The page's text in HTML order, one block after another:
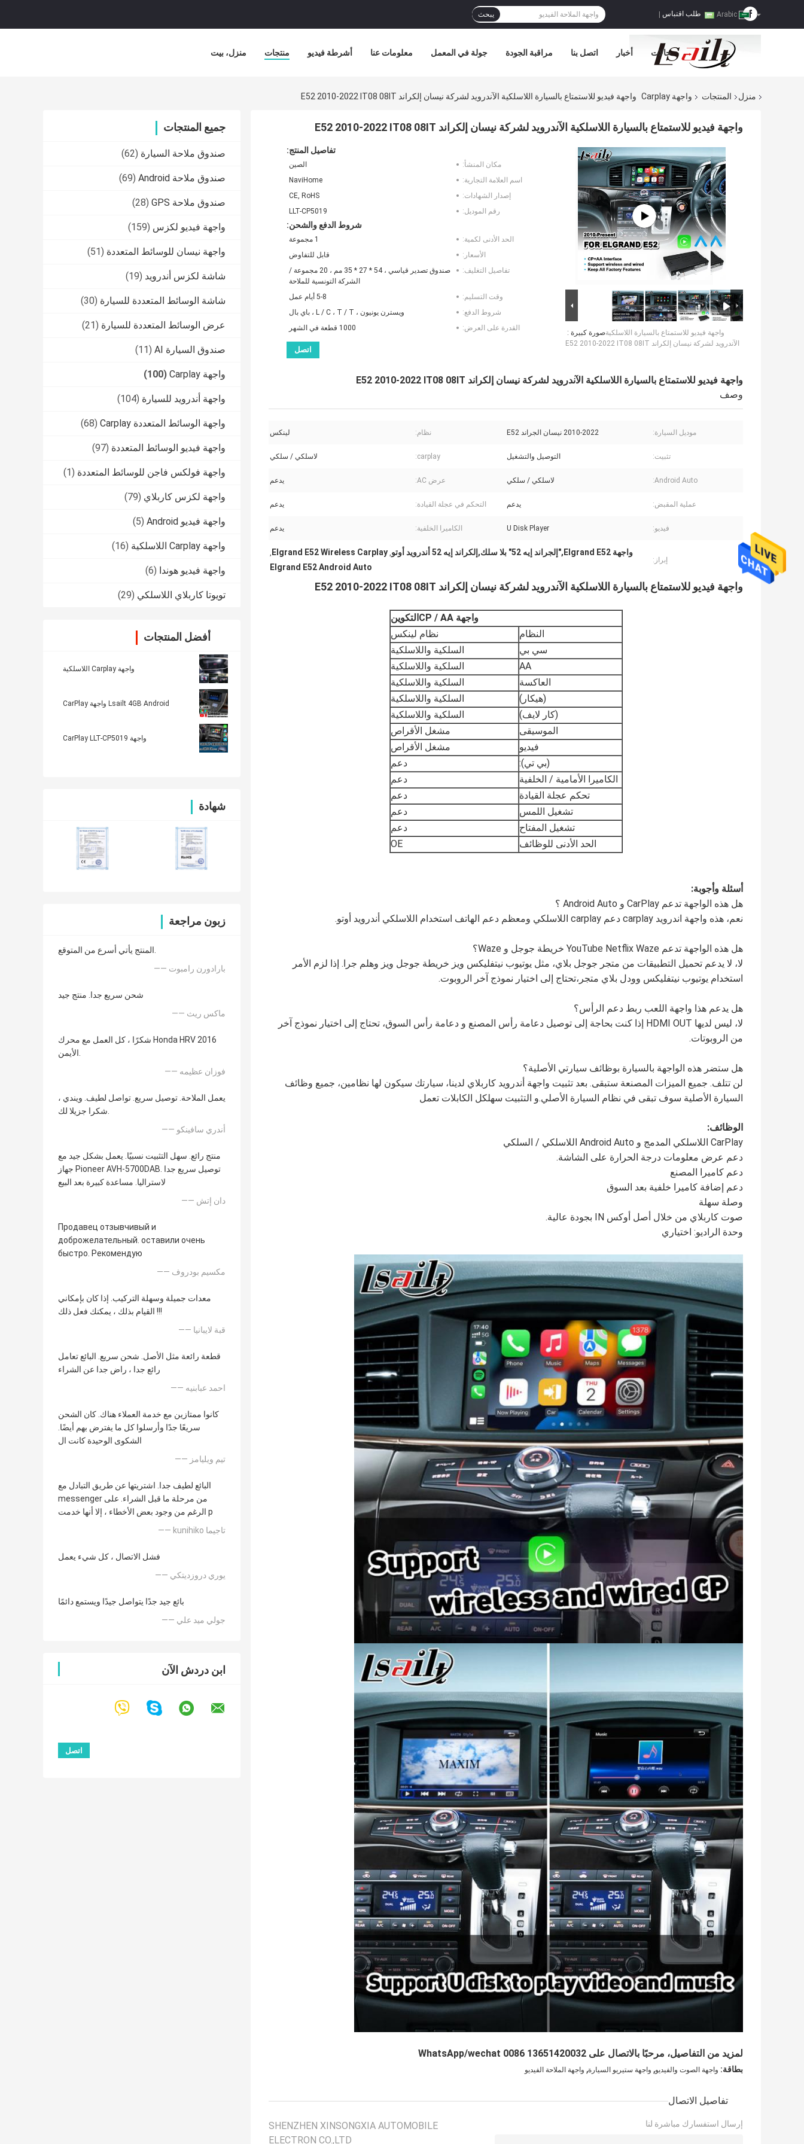
طلب اقتباس يبحث
منزل، بيت منتجات أشرطة فيديو معلومات عنا جولة في المعمل مراقبة الجودة اتصل بنا أخبار حالات
منزل المنتجات واجهة Carplay واجهة فيديو للاستمتاع بالسيارة اللاسلكية الآندرويد لشركة نيسان إلكراند E52 2010-2022 IT08 08IT
جميع المنتجات
صندوق ملاحة السيارة (62)
صندوق ملاحة Android (69)
صندوق ملاحة GPS (28)
واجهة فيديو لكزس (159)
واجهة نيسان للوسائط المتعددة (51)
شاشة لكزس أندرويد (19)
شاشة الوسائط المتعددة للسيارة (30)
عرض الوسائط المتعددة للسيارة (21)
صندوق السيارة AI (11)
واجهة Carplay (100)
واجهة أندرويد للسيارة (104)
واجهة الوسائط المتعددة Carplay (68)
واجهة فيديو الوسائط المتعددة (97)
واجهة فولكس فاجن للوسائط المتعددة (1)
واجهة لكزس كاربلاي (79)
واجهة فيديو Android (5)
واجهة Carplay اللاسلكية (16)
واجهة فيديو هوندا (6)
تويوتا كاربلاي اللاسلكي (29)
أفضل المنتجات
واجهة Carplay اللاسلكية
Lsailt 4GB Android واجهة CarPlay
واجهة CarPlay LLT-CP5019
شهادة
زبون مراجعة
المنتج يأتي أسرع من المتوقع.
—— بارادورن رامبوت
شحن سريع جدا. منتج جيد
—— ماكس ريث
شكرًا ، كل العمل مع محرك Honda HRV 2016
الأيمن.
—— فوزان عظيمه
يعمل الملاحة. توصيل سريع. تواصل لطيف. ويندي ،
شكرا جزيلا لك.
—— أندري سافينكو
منتج رائع. سهل التثبيت نسبيًا. يعمل بشكل جيد مع
جهاز Pioneer AVH-5700DAB. توصيل سريع جدا
لاستراليا. مساعدة كبيرة بعد البيع
—— دان إتش
Продавец отзывчивый и
доброжелательный. оставили очень
быстро. Рекомендую
—— مكسيم بودروف
معدات جميلة وسهلة التركيب. إذا كان بإمكاني
القيام بذلك ، يمكنك فعل ذلك !!!
—— قبة لايبانيا
قطعة رائعة مثل الأصل. شحن سريع. البائع تعامل
رائع جدا ، راض جدا عن الشراء
—— احمد عبابنيه
كانوا ممتازين مع خدمة العملاء هناك. كان الشحن
سريعًا جدًا وأرسلوا كل ما يفترض بهم أيضًا.
الشكوى الوحيدة كانت ال
—— تيم ويليامز
البائع لطيف جدا. اشتريتها عن طريق التبادل مع
messenger من مرحلة ما قبل الشراء. على
الرغم من وجود بعض الأخطاء ، إلا أنها خدمت p
—— kunihiko تاجيما
فشل الاتصال ، كل شيء يعمل
—— يوري دروزديتكي
بائع جيد جدًا يتواصل جيدًا ويستمع دائمًا
—— جولي ميد علي
ابن دردش الآن
واجهة فيديو للاستمتاع بالسيارة اللاسلكية الآندرويد لشركة نيسان إلكراند E52 2010-2022 IT08 08IT
صورة كبيرة :واجهة فيديو للاستمتاع بالسيارة اللاسلكية
الآندرويد لشركة نيسان إلكراند E52 2010-2022 IT08 08IT
تفاصيل المنتج:
مكان المنشأ:
الصين
اسم العلامة التجارية:
NaviHome
إصدار الشهادات:
CE, RoHS
رقم الموديل:
LLT-CP5019
شروط الدفع والشحن:
الحد الأدنى لكمية:
1 مجموعة
الأسعار:
قابل للتفاوض
تفاصيل التغليف:
صندوق تصدير قياسي ، 54 * 27 * 35 مم ، 20 مجموعة /
الشركة التونسية للملاحة
وقت التسليم:
5-8 أيام عمل
شروط الدفع:
ويسترن يونيون ، L / C ، T / T ، باي بال
القدرة على العرض:
1000 قطعة في الشهر
اتصل
واجهة فيديو للاستمتاع بالسيارة اللاسلكية الآندرويد لشركة نيسان إلكراند E52 2010-2022 IT08 08IT
وصف
موديل السيارة: 2010-2022 نيسان الجراند E52 نظام: لينكس
تثبيت: التوصيل والتشغيل carplay: لاسلكي / سلكي
Android Auto: لاسلكي / سلكي عرض AC: يدعم
عملية المقبض: يدعم التحكم في عجلة القيادة: يدعم
فيديو: U Disk Player الكاميرا الخلفية: يدعم
إبراز:
واجهة Elgrand E52,"إلجراند إيه 52" بلا سلك,إلكراند إيه 52 أندرويد أوتو ,
Elgrand E52 Wireless Carplay
,
Elgrand E52 Android Auto
واجهة فيديو للاستمتاع بالسيارة اللاسلكية الآندرويد لشركة نيسان إلكراند E52 2010-2022 IT08 08IT
واجهة CP / AA
التكوين
النظام
نظام لينكس
سي بي
السلكية واللاسلكية
AA
السلكية واللاسلكية
العاكسة
السلكية واللاسلكية
(هيكار)
السلكية واللاسلكية
(كار لايف)
السلكية واللاسلكية
الموسيقى
مشغل الأقراص
فيديو
مشغل الأقراص
(بي تي):
دعم
الكاميرا الأمامية / الخلفية
دعم
تحكم عجلة القيادة
دعم
تشغيل اللمس
دعم
تشغيل المفتاح
دعم
الحد الأدنى للوظائف
OE
أسئلة وأجوبة:
هل هذه الواجهة تدعم CarPlay و Android Auto ؟
نعم، هذه واجهة اندرويد carplay دعم carplay اللاسلكي ومعظم دعم الهاتف استخدام اللاسلكي أندرويد أوتو.
هل هذه الواجهة تدعم YouTube Netflix Waze خريطة جوجل و Waze؟
لا، لا يدعم تحميل التطبيقات من متجر جوجل بلاي، مثل يوتيوب نيتفليكس ويز خريطة جوجل ويز وهلم جرا. إذا لزم الأمر
استخدام يوتيوب نيتفليكس وودل بلاي متجر،تحتاج إلى اختيار نموذج آخر الروبوت.
هل يدعم هذا واجهة اللعب ربط دعم الرأس؟
لا، ليس لديها HDMI OUT إذا كنت بحاجة إلى توصيل دعامة رأس المصنع و دعامة رأس السوق، تحتاج إلى اختيار نموذج آخر
من الروبوتات.
هل ستضر هذه الواجهة بالسيارة بوظائف سيارتي الأصلية؟
لن تتلف. جميع الميزات المصنعة ستبقى. بعد تثبيت واجهة أندرويد كاربلاي لدينا، سيارتك سيكون لها نظامين، جميع وظائف
السيارة الأصلية سوف تبقى في نظام السيارة الأصلي.و التثبيت سهلكل الكابلات تعمل
الوظائف:
CarPlay اللاسلكي المدمج و Android Auto اللاسلكي / السلكي
دعم عرض معلومات درجة الحرارة على الشاشة.
دعم كاميرا المصنع
دعم إضافة كاميرا خلفية بعد السوق
وصلة سهلة
صوت كاربلاي من خلال أصل أوكس IN بجودة عالية.
وحدة الراديو: اختياري
لمزيد من التفاصيل، مرحبًا بالاتصال على WhatsApp/wechat 0086 13651420032
بطاقة: واجهة الصوت والفيديو, واجهة ستيريو السيارة, واجهة الملاحة الفيديو
تفاصيل الاتصال
SHENZHEN XINSONGXIA AUTOMOBILE
ELECTRON CO.,LTD
إرسال استفسارك مباشرة لنا